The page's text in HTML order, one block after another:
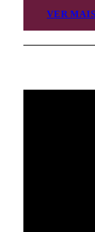
VER MAIS